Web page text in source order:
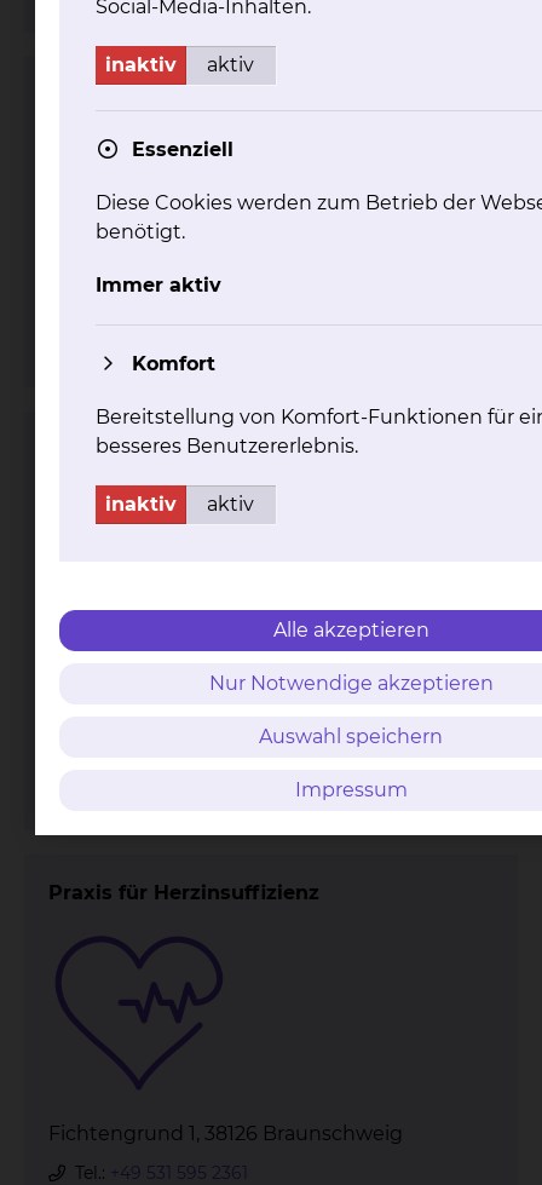
Schrittmacherambulanz
Fichtengrund 1, 38126 Braunschweig
Praxis für Herzinsuffizienz
Fichtengrund 1, 38126 Braunschweig
Tel.: +49 531 595 2361
Social-Media-Inhalten.
inaktiv aktiv
Essenziell
Diese Cookies werden zum Betrieb der
benötigt.
Immer aktiv
Komfort
Bereitstellung von Komfort-Funktionen für
besseres Benutzererlebnis.
inaktiv aktiv
Alle akzeptieren
Nur Notwendige akzeptieren
Auswahl speichern
Impressum